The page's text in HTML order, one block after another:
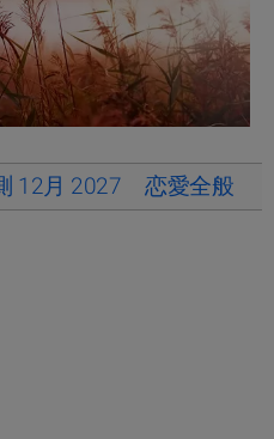
12月 2027 恋愛全般